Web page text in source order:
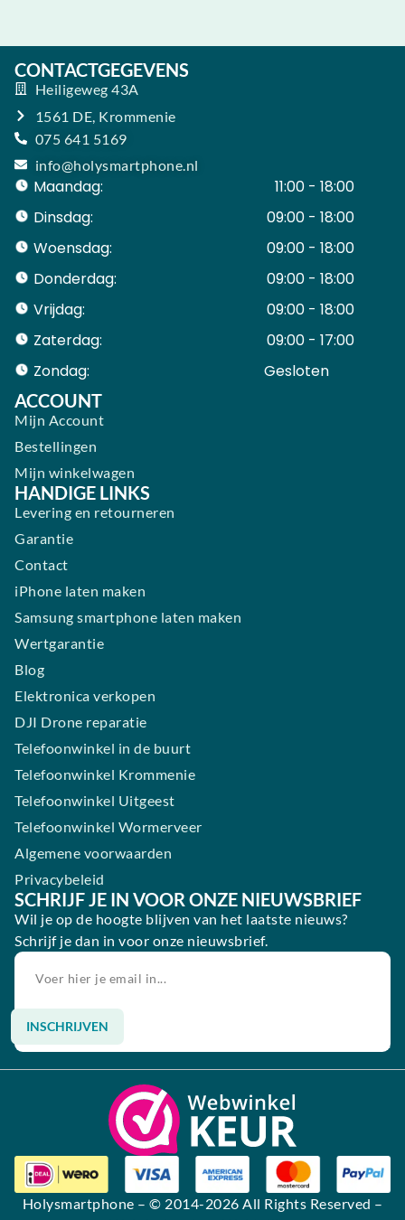
CONTACTGEGEVENS
Heiligeweg 43A
1561 DE, Krommenie
075 641 5169
info@holysmartphone.nl
Maandag:
11:00 - 18:00
Dinsdag:
09:00 - 18:00
Woensdag:
09:00 - 18:00
Donderdag:
09:00 - 18:00
Vrijdag:
09:00 - 18:00
Zaterdag:
09:00 - 17:00
Zondag:
Gesloten ​ ​ ​ ​ ​ ​ ​
ACCOUNT
Mijn Account
Bestellingen
Mijn winkelwagen
HANDIGE LINKS
Levering en retourneren
Garantie
Contact
iPhone laten maken
Samsung smartphone laten maken
Wertgarantie
Blog
Elektronica verkopen
DJI Drone reparatie
Telefoonwinkel in de buurt
Telefoonwinkel Krommenie
Telefoonwinkel Uitgeest
Telefoonwinkel Wormerveer
Algemene voorwaarden
Privacybeleid
SCHRIJF JE IN VOOR ONZE NIEUWSBRIEF
Wil je op de hoogte blijven van het laatste nieuws?
Schrijf je dan in voor onze nieuwsbrief.
INSCHRIJVEN
Alternative:
Holysmartphone – © 2014-2026 All Rights Reserved –